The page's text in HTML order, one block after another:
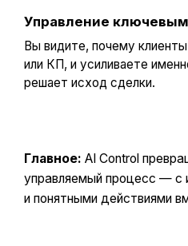
Управление
Вы видите, почему
или КП, и усиливаете
решает исход сделки.
Главное: AI Control
управляемый процесс —
и понятными действиями